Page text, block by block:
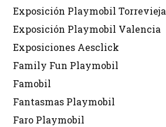
Exposición Playmobil Torrevieja
Exposición Playmobil Valencia
Exposiciones Aesclick
Family Fun Playmobil
Famobil
Fantasmas Playmobil
Faro Playmobil